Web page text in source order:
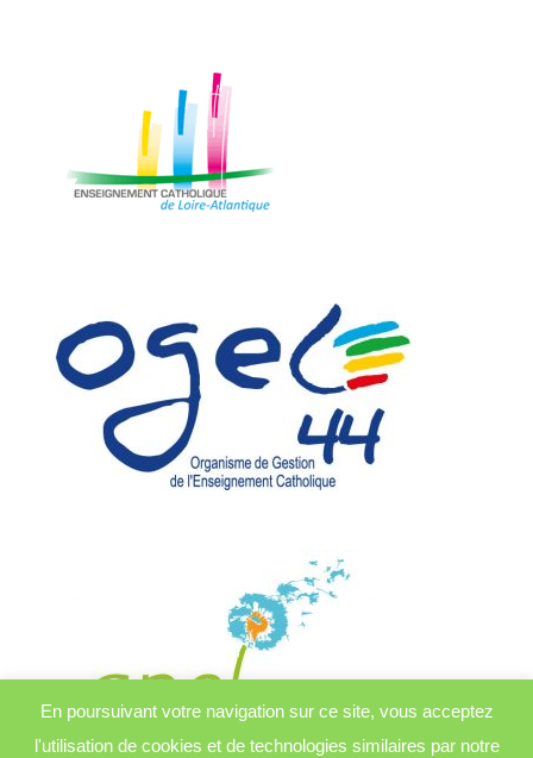
En poursuivant votre navigation sur ce site, vous acceptez
l'utilisation de cookies et de technologies similaires par notre